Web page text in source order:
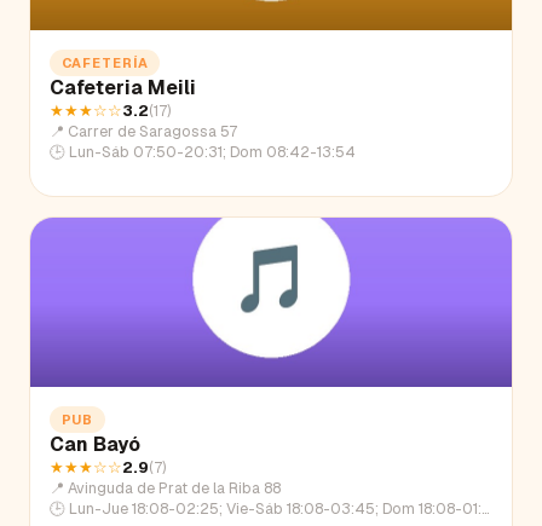
CAFETERÍA
Cafeteria Meili
★★★☆☆3.2(17)
📍 Carrer de Saragossa 57
🕒 Lun-Sáb 07:50-20:31; Dom 08:42-13:54
PUB
Can Bayó
★★★☆☆2.9(7)
📍 Avinguda de Prat de la Riba 88
🕒 Lun-Jue 18:08-02:25; Vie-Sáb 18:08-03:45; Dom 18:08-01:18